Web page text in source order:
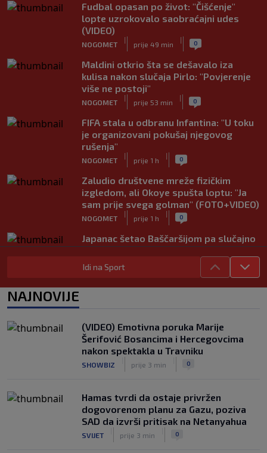
Fudbal opasan po život: "Čišćenje"
lopte uzrokovalo saobraćajni udes
(VIDEO)
NOGOMET
|
prije 49 min
| 0
Maldini otkrio šta se dešavalo iza
kulisa nakon slučaja Pirlo: "Povjerenje
više ne postoji"
NOGOMET
|
prije 53 min
| 0
FIFA stala u odbranu Infantina: "U toku
je organizovani pokušaj njegovog
rušenja"
NOGOMET
|
prije 1 h
| 0
Zaludio društvene mreže fizičkim
izgledom, ali Okoye spušta loptu: "Ja
sam prije svega golman" (FOTO+VIDEO)
NOGOMET
|
prije 1 h
| 0
Japanac šetao Baščaršijom pa slučajno
sreo legendu Galatasaraya: Nije znao
ko je čovjek ispred njega
|
veliki potez
NOGOMET
| | 0
"Peković je imao 140 kila, nisam mogao
to da ga pitam": Luda priča NBA
Idi na Sport
NAJNOVIJE
(VIDEO) Emotivna poruka Marije
Šerifović Bosancima i Hercegovcima
nakon spektakla u Travniku
SHOWBIZ prije 3 min 0
Hamas tvrdi da ostaje privržen
dogovorenom planu za Gazu, poziva
SAD da izvrši pritisak na Netanyahua
SVIJET prije 3 min 0